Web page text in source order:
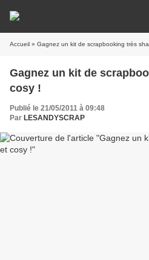
Accueil » Gagnez un kit de scrapbooking très
Gagnez un kit de
cosy !
Publié le 21/05/2011 à 09:48
Par LESANDYSCRAP